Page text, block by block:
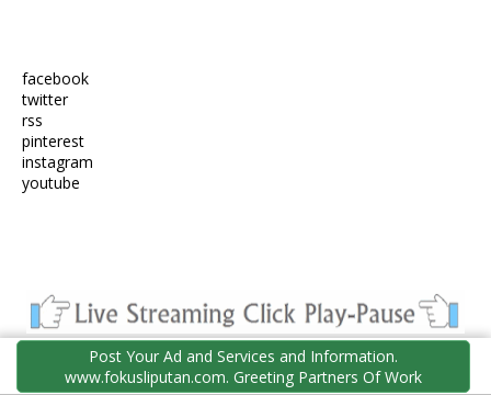
facebook
twitter
rss
pinterest
instagram
youtube
Post Your Ad and Services and Information.
www.fokusliputan.com. Greeting Partners Of Work